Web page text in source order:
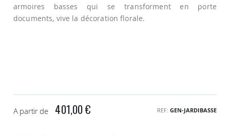
armoires basses qui se transforment en porte
documents, vive la décoration florale.
A partir de 401,00 € REF GEN-JARDIBASSE